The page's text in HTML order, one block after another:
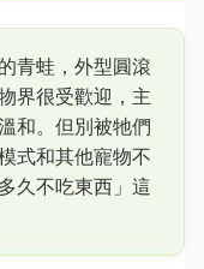
青蛙，外型圓滾
界很受歡迎，主
和。但別被牠們
式和其他寵物不
久不吃東西」這